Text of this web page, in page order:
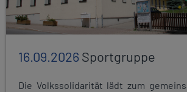
16.09.2026Sportgruppe
Die Volkssolidarität lädt zum